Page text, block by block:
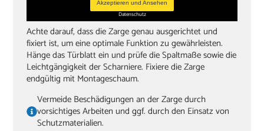
Akzeptieren und Ansehen
Datenschutz
Achte darauf, dass die Zarge genau ausgerichtet und
fixiert ist, um eine optimale Funktion zu gewährleisten.
Hänge das Türblatt ein und prüfe die Spaltmaße sowie die
Leichtgängigkeit der Scharniere. Fixiere die Zarge
endgültig mit Montageschaum.
Vermeide Beschädigungen an der Zarge durch
vorsichtiges Arbeiten und ggf. durch den Einsatz von
Schutzmaterialien.